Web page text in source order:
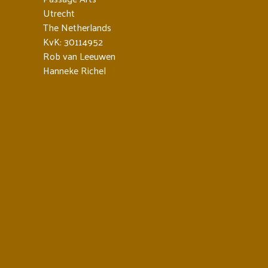
Utrecht
The Netherlands
KvK: 30114952
Rob van Leeuwen
Hanneke Richel